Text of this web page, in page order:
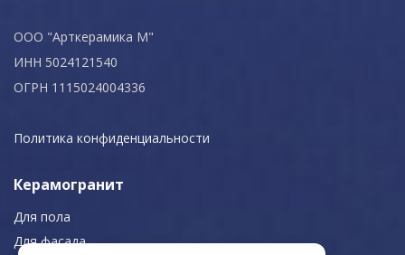
ООО "Арткерамика М"
ИНН 5024121540
ОГРН 1115024004336
Политика конфиденциальности
Керамогранит
Для пола
Для фасада